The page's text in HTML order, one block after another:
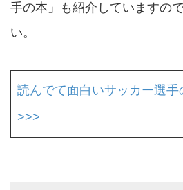
手の本」も紹介していますの
い。
読んでて面白いサッカー選手
>>>